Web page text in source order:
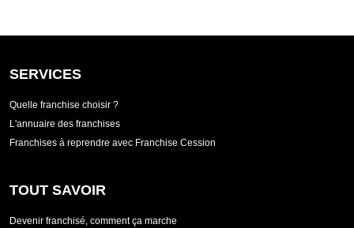
SERVICES
Quelle franchise choisir ?
L'annuaire des franchises
Franchises à reprendre avec Franchise Cession
TOUT SAVOIR
Devenir franchisé, comment ça marche